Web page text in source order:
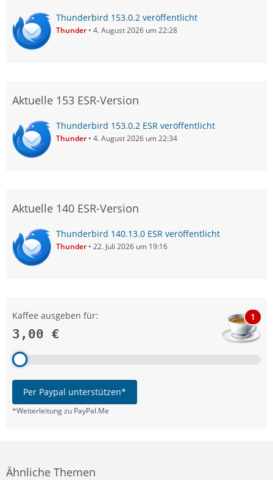
Thunderbird 153.0.2 veröffentlicht
Thunder 4. August 2026 um 22:28
Aktuelle 153 ESR-Version
Thunderbird 153.0.2 ESR veröffentlicht
Thunder 4. August 2026 um 22:34
Aktuelle 140 ESR-Version
Thunderbird 140.13.0 ESR veröffentlicht
Thunder 22. Juli 2026 um 19:16
Kaffee ausgeben für:
3,00 €
1
Per Paypal unterstützen*
*Weiterleitung zu PayPal.Me
Ähnliche Themen